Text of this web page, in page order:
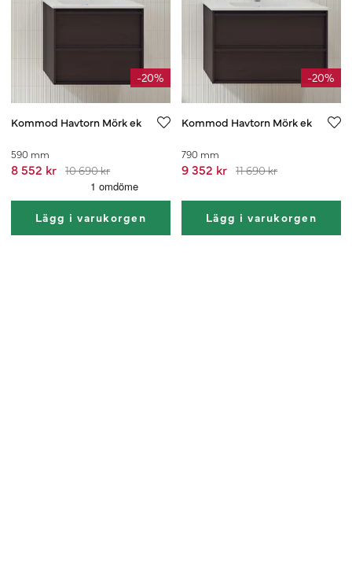
-20%
Kommod Havtorn Mörk ek
590 mm
8 552 kr 10 690 kr
Lägg i varukorgen
-20%
Kommod Havtorn Mörk ek
790 mm
9 352 kr 11 690 kr
Lägg i varukorgen